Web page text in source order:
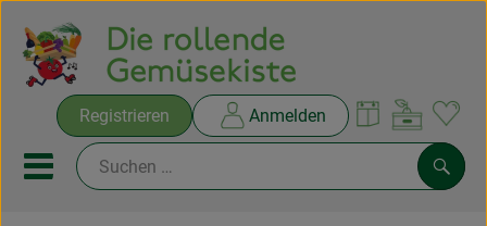
Registrieren Anmelden
Mobiles Menu öffnen oder